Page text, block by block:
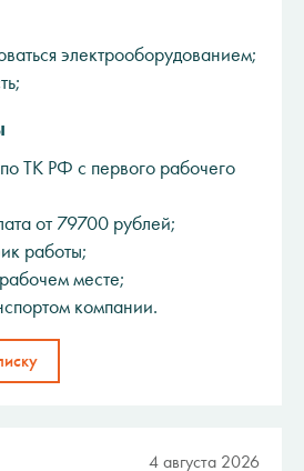
электрооборудованием;
ТК РФ с первого рабочего
от 79700 рублей;
работы;
месте;
компании.
4 августа 2026